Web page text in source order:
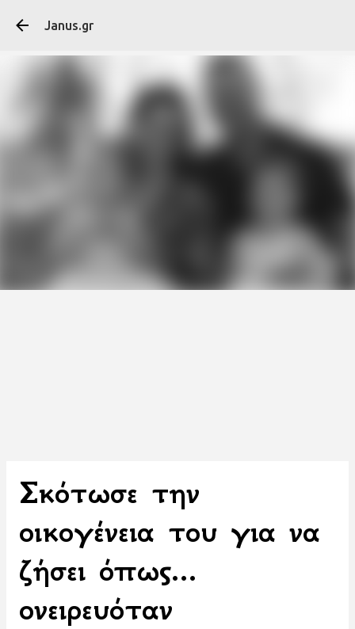
Janus.gr
Σκότωσε την
οικογένεια του για να
ζήσει όπως...
ονειρευόταν